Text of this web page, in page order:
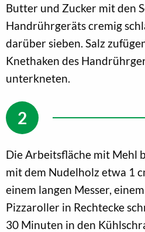
Butter und Zucker mit den
Handrührgeräts cremig
darüber sieben. Salz
Knethaken des
unterkneten.
Die Arbeitsfläche mit Mehl
mit dem Nudelholz etwa 1
einem langen Messer,
Pizzaroller in Rechtecke
30 Minuten in den